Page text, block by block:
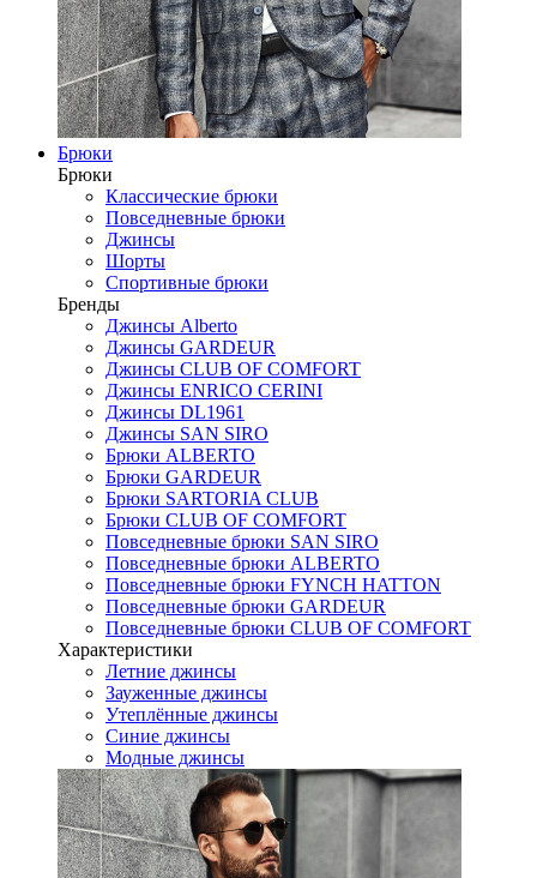
Брюки
Брюки
Классические брюки
Повседневные брюки
Джинсы
Шорты
Спортивные брюки
Бренды
Джинсы Alberto
Джинсы GARDEUR
Джинсы CLUB OF COMFORT
Джинсы ENRICO CERINI
Джинсы DL1961
Джинсы SAN SIRO
Брюки ALBERTO
Брюки GARDEUR
Брюки SARTORIA CLUB
Брюки CLUB OF COMFORT
Повседневные брюки SAN SIRO
Повседневные брюки ALBERTO
Повседневные брюки FYNCH HATTON
Повседневные брюки GARDEUR
Повседневные брюки CLUB OF COMFORT
Характеристики
Летние джинсы
Зауженные джинсы
Утеплённые джинсы
Синие джинсы
Модные джинсы